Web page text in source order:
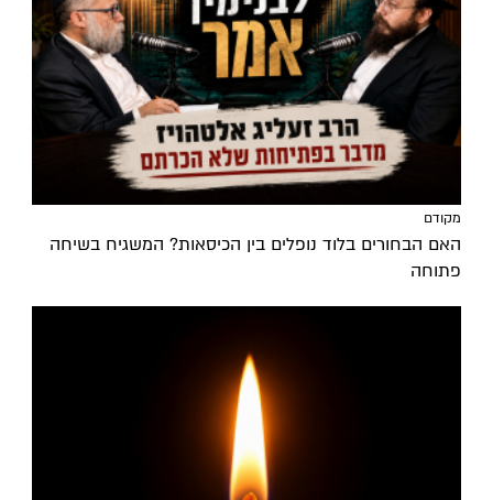
מקודם
האם הבחורים בלוד נופלים בין הכיסאות? המשגיח בשיחה
פתוחה